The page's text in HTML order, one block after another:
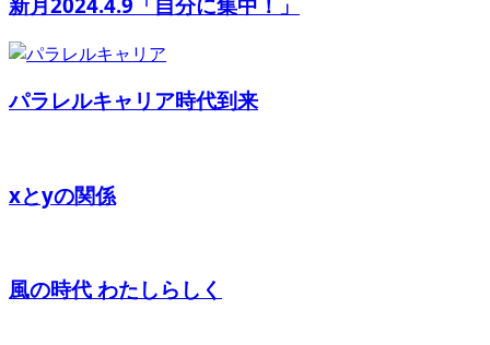
パラレルキャリア時代到来
xとyの関係
風の時代 わたしらしく